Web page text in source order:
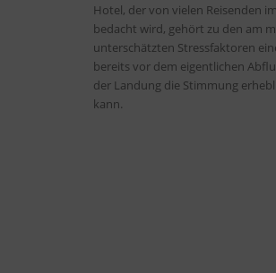
Hotel, der von vielen Reisenden
bedacht wird, gehört zu den am
unterschätzten Stressfaktoren
bereits vor dem eigentlichen
der Landung die Stimmung
kann.